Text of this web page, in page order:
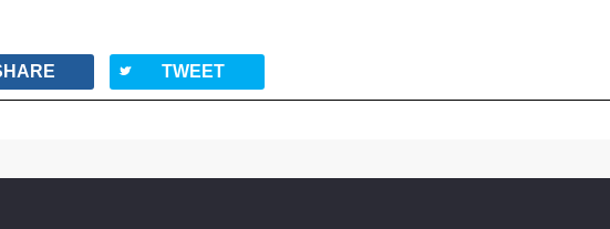
twitterbird TWEET